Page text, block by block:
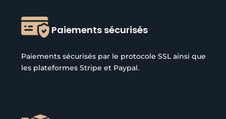
Paiements sécurisés
Paiements sécurisés par le protocole SSL ainsi que
les plateformes Stripe et Paypal.